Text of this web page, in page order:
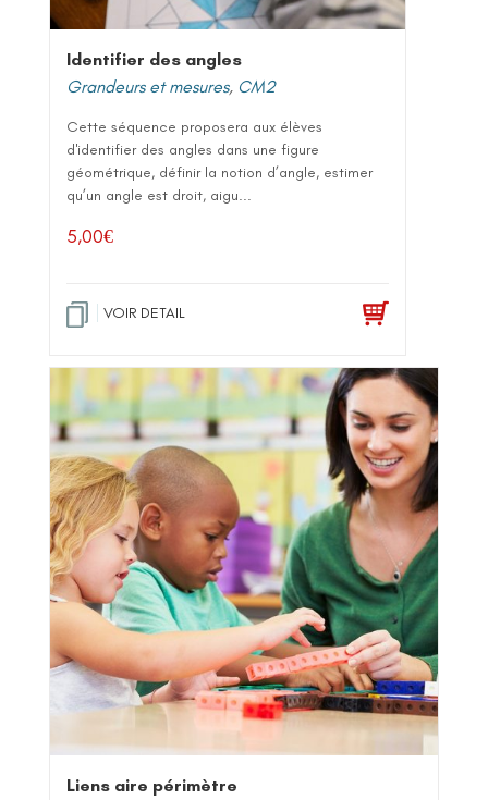
Identifier des angles
Grandeurs et mesures, CM2
Cette séquence proposera aux élèves
d'identifier des angles dans une figure
géométrique, définir la notion d’angle, estimer
qu’un angle est droit, aigu...
5,00€
VOIR DETAIL
Liens aire périmètre